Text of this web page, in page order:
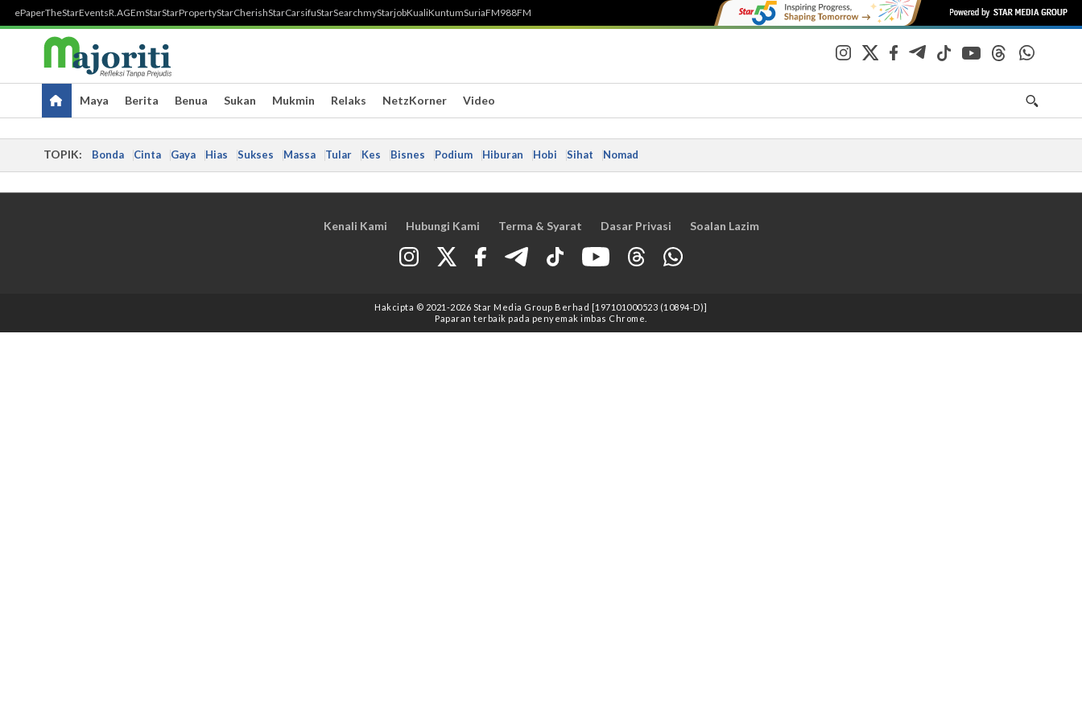
ePaperTheStarEventsR.AGEmStarStarPropertyStarCherishStarCarsifuStarSearchmyStarjobKualiKuntumSuriaFM988FM
Maya Berita Benua Sukan Mukmin Relaks NetzKorner Video
TOPIK: Bonda Cinta Gaya Hias Sukses Massa Tular Kes Bisnes Podium Hiburan Hobi Sihat Nomad
Kenali Kami Hubungi Kami Terma & Syarat Dasar Privasi Soalan Lazim
Hakcipta © 2021 -2026 Star Media Group Berhad [197101000523 (10894-D)]
Paparan terbaik pada penyemak imbas Chrome.